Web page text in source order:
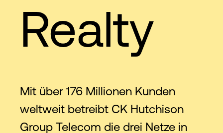
Realty
Mit über 176 Millionen Kunden
weltweit betreibt CK Hutchison
Group Telecom die drei Netze in